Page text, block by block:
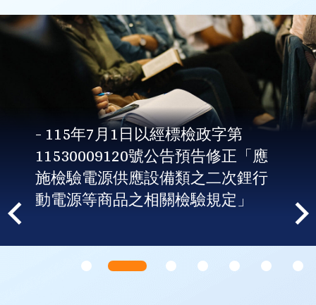
- 115年7月1日以經標檢政字第
11530009120號公告預告修正「應
施檢驗電源供應設備類之二次鋰行
動電源等商品之相關檢驗規定」